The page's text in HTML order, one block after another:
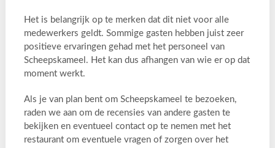
Het is belangrijk op te merken dat dit niet voor alle
medewerkers geldt. Sommige gasten hebben juist zeer
positieve ervaringen gehad met het personeel van
Scheepskameel. Het kan dus afhangen van wie er op dat
moment werkt.
Als je van plan bent om Scheepskameel te bezoeken,
raden we aan om de recensies van andere gasten te
bekijken en eventueel contact op te nemen met het
restaurant om eventuele vragen of zorgen over het